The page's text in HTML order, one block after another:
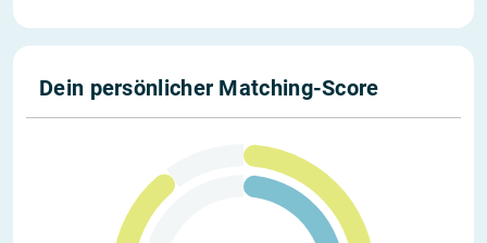
Dein persönlicher Matching-Score